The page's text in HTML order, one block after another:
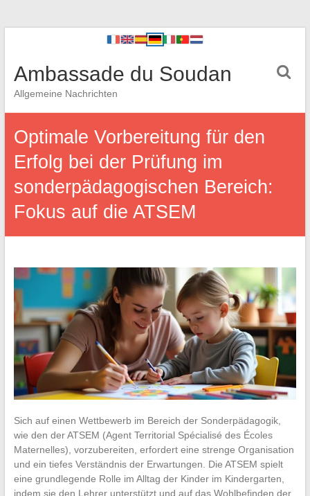
Ambassade du Soudan
Allgemeine Nachrichten
Optimale Vorbereitung für den
Erfolg bei der Prüfung im
sonderpädagogischen Bereich:
Fokus auf die ATSEM
Sich auf einen Wettbewerb im Bereich der Sonderpädagogik,
wie den der ATSEM (Agent Territorial Spécialisé des Écoles
Maternelles), vorzubereiten, erfordert eine strenge Organisation
und ein tiefes Verständnis der Erwartungen. Die ATSEM spielt
eine grundlegende Rolle im Alltag der Kinder im Kindergarten,
indem sie den Lehrer unterstützt und auf das Wohlbefinden der